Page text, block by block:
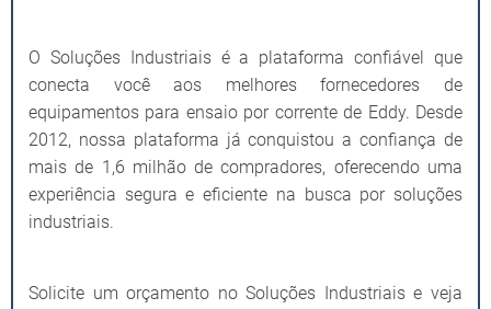
O Soluções Industriais é a plataforma confiável que
conecta você aos melhores fornecedores de
equipamentos para ensaio por corrente de Eddy. Desde
2012, nossa plataforma já conquistou a confiança de
mais de 1,6 milhão de compradores, oferecendo uma
experiência segura e eficiente na busca por soluções
industriais.
Solicite um orçamento no Soluções Industriais e veja